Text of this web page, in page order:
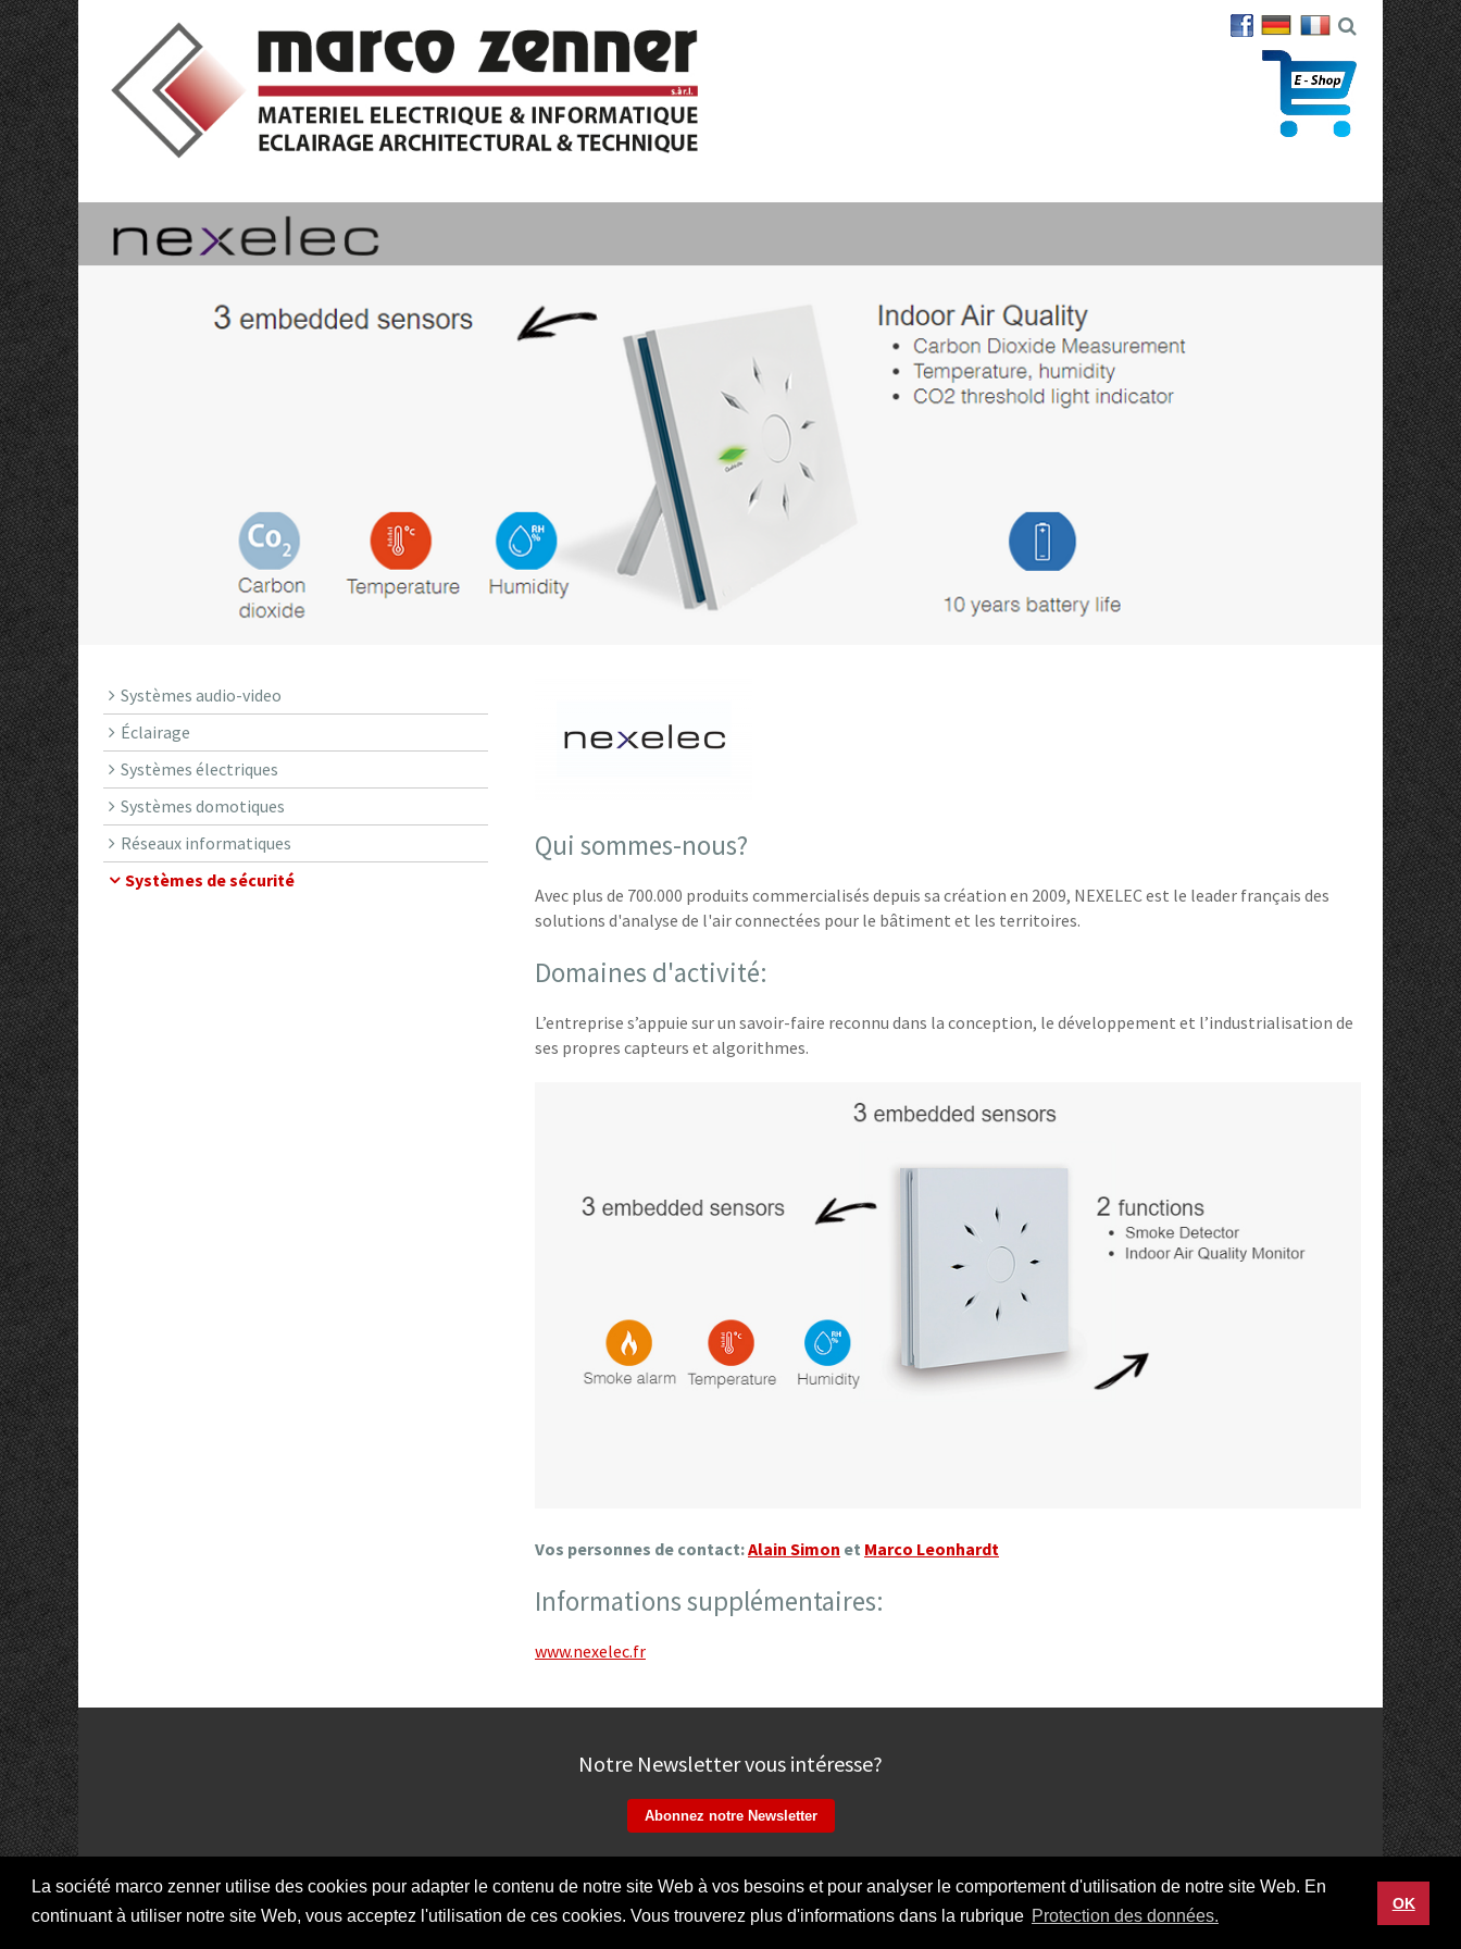
La société marco zenner utilise des cookies pour adapter le contenu de notre site Web à vos besoins et pour analyser le comportement d'utilisation de notre site Web. En
continuant à utiliser notre site Web, vous acceptez l'utilisation de ces cookies. Vous trouverez plus d'informations dans la rubrique Protection des données.
OK
Systèmes audio-video
Éclairage
Systèmes électriques
Systèmes domotiques
Réseaux informatiques
Systèmes de sécurité
Qui sommes-nous?
Avec plus de 700.000 produits commercialisés depuis sa création en 2009, NEXELEC est le leader français des
solutions d'analyse de l'air connectées pour le bâtiment et les territoires.​
Domaines d'activité:
L’entreprise s’appuie sur un savoir-faire reconnu dans la conception, le développement et l’industrialisation de
ses propres capteurs et algorithmes.
Vos personnes de contact:Alain Simon et Marco Leonhardt
Informations supplémentaires:
www.nexelec.fr
Notre Newsletter vous intéresse?
Impressum Protection des données Contact Facebook